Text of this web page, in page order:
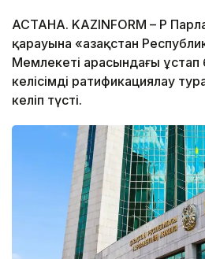
АСТАНА. KAZINFORM – ҚР
қарауына «Қазақстан
Мемлекеті арасындағы ұстап
келісімді ратификациялау
келіп түсті.